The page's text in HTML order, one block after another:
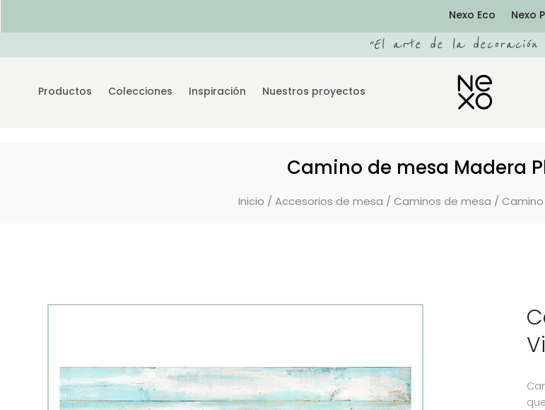
Nexo Eco Nexo
“El arte de la
Productos Colecciones Inspiración Nuestros proyectos
Camino de mesa Madera
Inicio / Accesorios de mesa / Caminos de mesa /